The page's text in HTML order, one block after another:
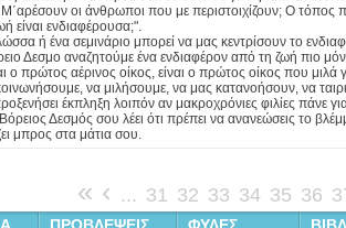
οι άνθρωποι που με περιστοιχίζουν; Ο τόπος
είναι ενδιαφέρουσα;".
ή ένα σεμινάριο μπορεί να μας κεντρίσουν το
Δεσμο αναζητούμε ένα ενδιαφέρον από τη ζωή πιο
ο πρώτος αέρινος οίκος, είναι ο πρώτος οίκος που
να μιλήσουμε, να μας κατανοήσουν, να
έκπληξη λοιπόν αν μακροχρόνιες φιλίες πάνε
Δεσμός σου λέει ότι πρέπει να ανανεώσεις το
μπρος στα μάτια σου.
« ‹ ... 31 32 33 34 35 36